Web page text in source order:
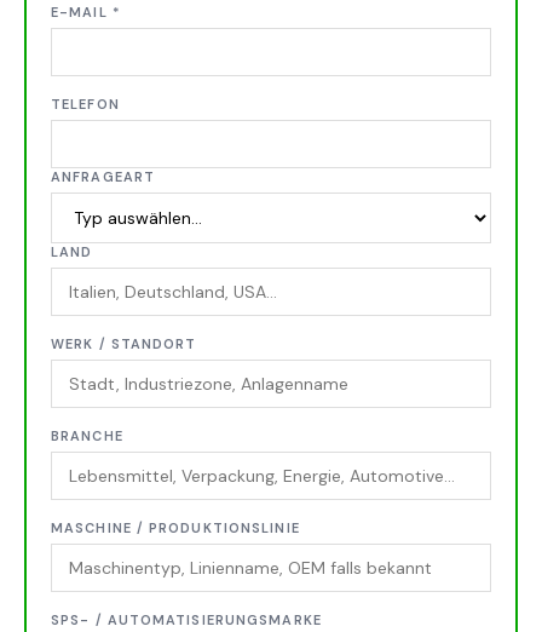
E-MAIL *
TELEFON
ANFRAGEART
LAND
WERK / STANDORT
BRANCHE
MASCHINE / PRODUKTIONSLINIE
SPS- / AUTOMATISIERUNGSMARKE